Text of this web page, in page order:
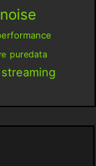
noise
puredata
streaming